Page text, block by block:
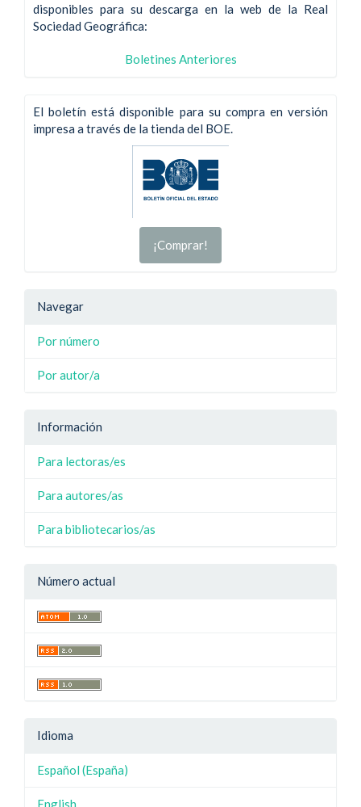
disponibles para su descarga en la web de la Real
Sociedad Geográfica:
Boletines Anteriores
El boletín está disponible para su compra en versión
impresa a través de la tienda del BOE.
¡Comprar!
Navegar
Por número
Por autor/a
Información
Para lectoras/es
Para autores/as
Para bibliotecarios/as
Número actual
Idioma
Español (España)
English